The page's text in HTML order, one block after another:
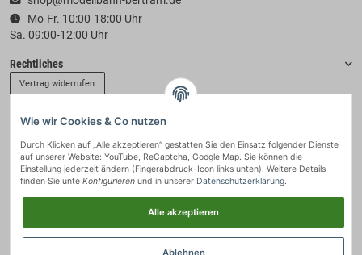
Mo-Fr. 10:00-18:00 Uhr
Sa. 09:00-12:00 Uhr
Rechtliches
Vertrag widerrufen
Zahlung & Versand
Wie wir Cookies & Co nutzen
Durch Klicken auf „Alle akzeptieren“ gestatten Sie den Einsatz folgender Dienste
auf unserer Website: YouTube, ReCaptcha, Google Map. Sie können die
Einstellung jederzeit ändern (Fingerabdruck-Icon links unten). Weitere Details
finden Sie unte Konfigurieren und in unserer Datenschutzerklärung.
Alle akzeptieren